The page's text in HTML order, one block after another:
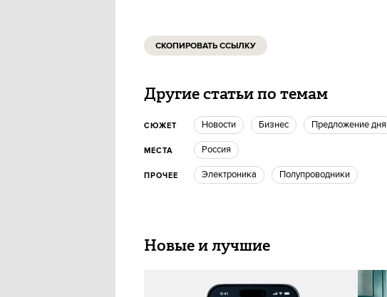
СКОПИРОВАТЬ ССЫЛКУ
Другие статьи по темам
СЮЖЕТ новости бизнес Предложение дня
МЕСТА Россия
ПРОЧЕЕ электроника полупроводники
Новые и лучшие